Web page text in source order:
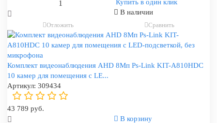
Купить в один клик
В наличии
Отложить Сравнить
Комплект видеонаблюдения AHD 8Мп Ps-Link KIT-A810HDC
10 камер для помещения с LE...
Артикул: 309434
43 789 руб.
В корзину